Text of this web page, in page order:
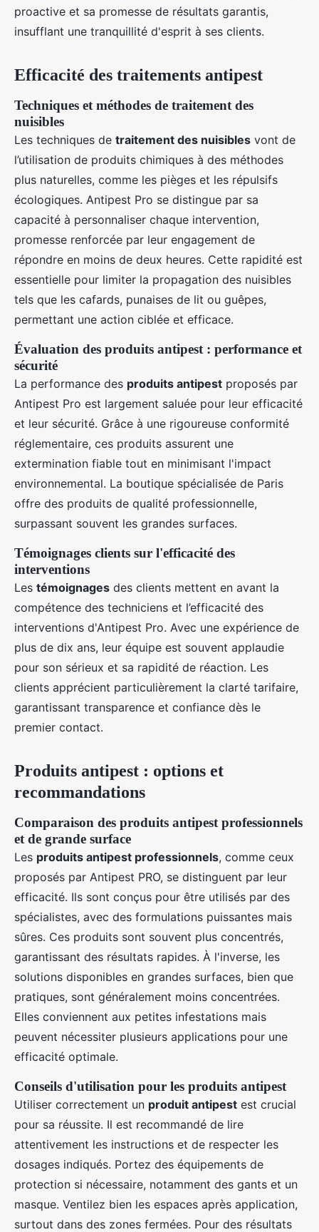
proactive et sa promesse de résultats garantis,
insufflant une tranquillité d'esprit à ses clients.
Efficacité des traitements antipest
Techniques et méthodes de traitement des
nuisibles
Les techniques de traitement des nuisibles vont de
l’utilisation de produits chimiques à des méthodes
plus naturelles, comme les pièges et les répulsifs
écologiques. Antipest Pro se distingue par sa
capacité à personnaliser chaque intervention,
promesse renforcée par leur engagement de
répondre en moins de deux heures. Cette rapidité est
essentielle pour limiter la propagation des nuisibles
tels que les cafards, punaises de lit ou guêpes,
permettant une action ciblée et efficace.
Évaluation des produits antipest : performance et
sécurité
La performance des produits antipest proposés par
Antipest Pro est largement saluée pour leur efficacité
et leur sécurité. Grâce à une rigoureuse conformité
réglementaire, ces produits assurent une
extermination fiable tout en minimisant l'impact
environnemental. La boutique spécialisée de Paris
offre des produits de qualité professionnelle,
surpassant souvent les grandes surfaces.
Témoignages clients sur l'efficacité des
interventions
Les témoignages des clients mettent en avant la
compétence des techniciens et l’efficacité des
interventions d'Antipest Pro. Avec une expérience de
plus de dix ans, leur équipe est souvent applaudie
pour son sérieux et sa rapidité de réaction. Les
clients apprécient particulièrement la clarté tarifaire,
garantissant transparence et confiance dès le
premier contact.
Produits antipest : options et
recommandations
Comparaison des produits antipest professionnels
et de grande surface
Les produits antipest professionnels, comme ceux
proposés par Antipest PRO, se distinguent par leur
efficacité. Ils sont conçus pour être utilisés par des
spécialistes, avec des formulations puissantes mais
sûres. Ces produits sont souvent plus concentrés,
garantissant des résultats rapides. À l'inverse, les
solutions disponibles en grandes surfaces, bien que
pratiques, sont généralement moins concentrées.
Elles conviennent aux petites infestations mais
peuvent nécessiter plusieurs applications pour une
efficacité optimale.
Conseils d'utilisation pour les produits antipest
Utiliser correctement un produit antipest est crucial
pour sa réussite. Il est recommandé de lire
attentivement les instructions et de respecter les
dosages indiqués. Portez des équipements de
protection si nécessaire, notamment des gants et un
masque. Ventilez bien les espaces après application,
surtout dans des zones fermées. Pour des résultats